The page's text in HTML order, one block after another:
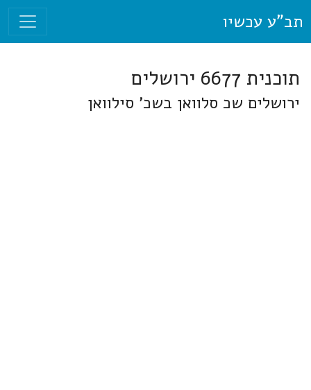
תב"ע עכשיו
תוכנית 6677 ירושלים
ירושלים שכ סלוואן בשכ' סילוואן